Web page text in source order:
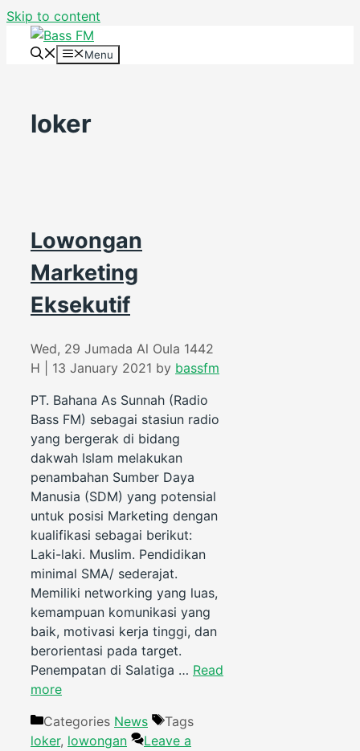
Skip to content
Menu
loker
Lowongan
Marketing
Eksekutif
Wed, 29 Jumada Al Oula 1442
H | 13 January 2021 by bassfm
PT. Bahana As Sunnah (Radio
Bass FM) sebagai stasiun radio
yang bergerak di bidang
dakwah Islam melakukan
penambahan Sumber Daya
Manusia (SDM) yang potensial
untuk posisi Marketing dengan
kualifikasi sebagai berikut:
Laki-laki. Muslim. Pendidikan
minimal SMA/ sederajat.
Memiliki networking yang luas,
kemampuan komunikasi yang
baik, motivasi kerja tinggi, dan
berorientasi pada target.
Penempatan di Salatiga … Read
more
Categories News
Tags
loker, lowongan
Leave a